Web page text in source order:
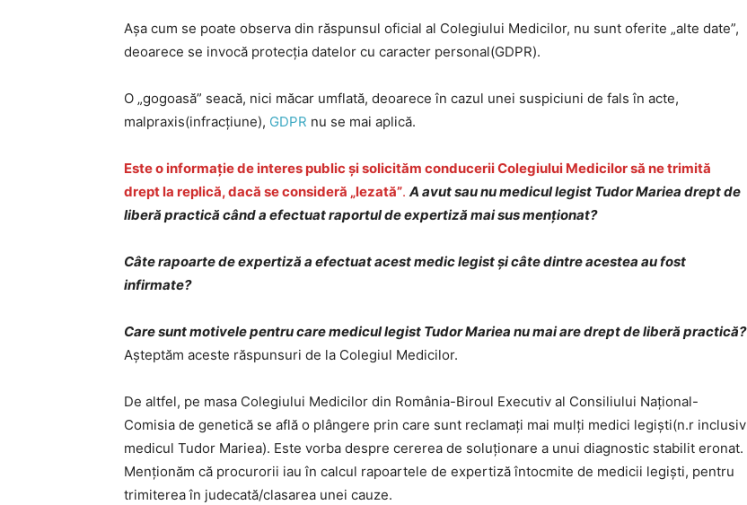
Așa cum se poate observa din răspunsul oficial al Colegiului Medicilor, nu sunt oferite „alte date”,
deoarece se invocă protecția datelor cu caracter personal(GDPR).
O „gogoasă” seacă, nici măcar umflată, deoarece în cazul unei suspiciuni de fals în acte,
malpraxis(infracțiune), GDPR nu se mai aplică.
Este o informație de interes public și solicităm conducerii Colegiului Medicilor să ne trimită
drept la replică, dacă se consideră „lezată”. A avut sau nu medicul legist Tudor Mariea drept de
liberă practică când a efectuat raportul de expertiză mai sus menționat?
Câte rapoarte de expertiză a efectuat acest medic legist și câte dintre acestea au fost
infirmate?
Care sunt motivele pentru care medicul legist Tudor Mariea nu mai are drept de liberă practică?
Așteptăm aceste răspunsuri de la Colegiul Medicilor.
De altfel, pe masa Colegiului Medicilor din România-Biroul Executiv al Consiliului Național-
Comisia de genetică se află o plângere prin care sunt reclamați mai mulți medici legiști(n.r inclusiv
medicul Tudor Mariea). Este vorba despre cererea de soluționare a unui diagnostic stabilit eronat.
Menționăm că procurorii iau în calcul rapoartele de expertiză întocmite de medicii legiști, pentru
trimiterea în judecată/clasarea unei cauze.